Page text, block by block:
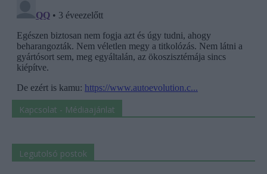
Kapcsolat - Médiaajánlat
Legutolsó postok